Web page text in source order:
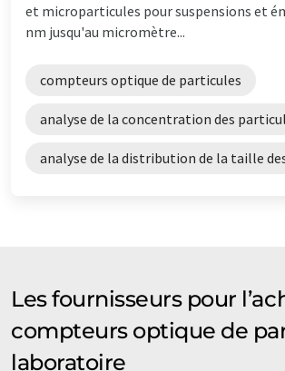
et microparticules pour suspensions et
nm jusqu'au micromètre...
compteurs optique de particules
analyse de la concentration des
analyse de la distribution de la taille
Les fournisseurs pour
compteurs optique de
laboratoire